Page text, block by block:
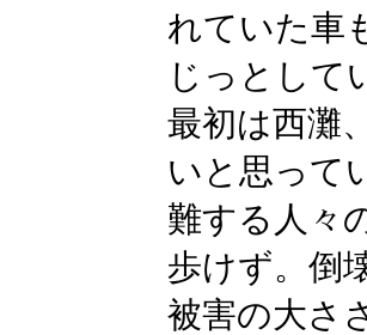
れていた車
じっとして
最初は西灘
いと思って
難する人々
歩けず。倒
被害の大さ